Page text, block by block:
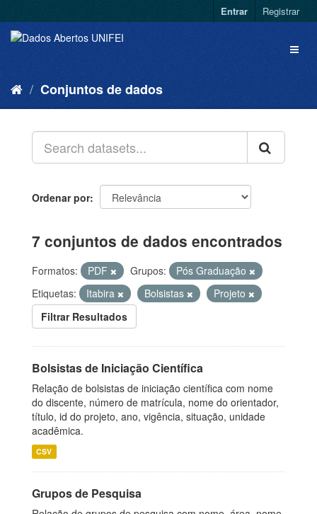
Entrar Registrar
Conjuntos de dados
Ordenar por
7 conjuntos de dados encontrados
Formatos: PDF Grupos:
Pós Graduação
Etiquetas:
Itabira Bolsistas
Projeto
Filtrar Resultados
Bolsistas de Iniciação Científica
Relação de bolsistas de iniciação científica com nome
do discente, número de matrícula, nome do orientador,
título, id do projeto, ano, vigência, situação, unidade
acadêmica.
CSV
Grupos de Pesquisa